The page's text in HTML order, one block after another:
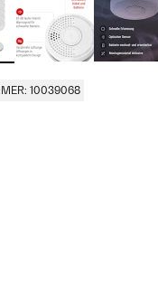
10039068